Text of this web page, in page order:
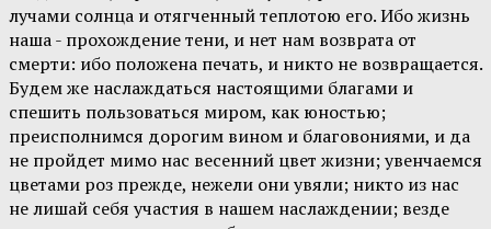
лучами солнца и отягченный теплотою его. Ибо жизнь
наша - прохождение тени, и нет нам возврата от
смерти: ибо положена печать, и никто не возвращается.
Будем же наслаждаться настоящими благами и
спешить пользоваться миром, как юностью;
преисполнимся дорогим вином и благовониями, и да
не пройдет мимо нас весенний цвет жизни; увенчаемся
цветами роз прежде, нежели они увяли; никто из нас
не лишай себя участия в нашем наслаждении; везде